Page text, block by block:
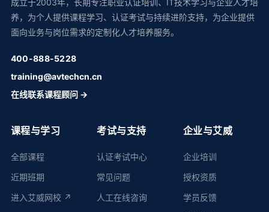
成立于2003年，长期专注职业认证培训、IT技术学习与企业人才培
养，为个人提供课程学习、认证考试与持续进阶支持，为企业提供
面向业务与岗位需求的定制化人才培养服务。
400-888-5228
training@avtechcn.cn
在线联系课程顾问 →
课程与学习
全部课程
近期班期
进入艾威网校 ↗
考试与支持
认证考试中心
常见问题
人工在线咨询
企业与艾威
企业培训
授权资质
学员反馈